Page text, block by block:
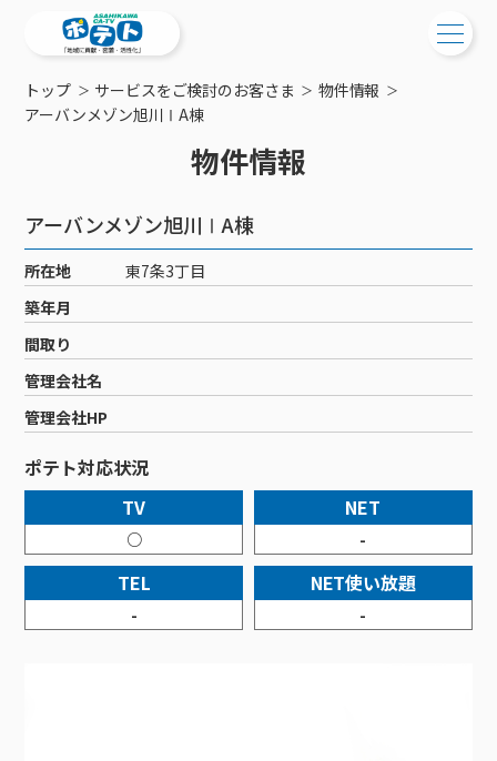
ご検討中の方
工事・配線について
新居をご検討中の方へ
ポテトを導入している集合住宅
物件情報
特典・キャンペーン
おトクな割引サービス
ご加入中の方
ご加入中のサービス確認・変更
WEBメール
サポートサービス
サポートサービストップ
リモートコール
回線速度測定
接続・設定⽅法
訪問サポート＆サポートパックサービス料⾦表
新着情報
メンテナンス・障害情報
ポテトからのプレゼント
イベントカレンダー
講座のご案内
サービス案内
サービス案内
ケーブルテレビ
ケーブルテレビトップ
チャンネル紹介
料⾦プラン
NHK衛星受信料団体⼀括⽀払
機器⼀覧
インターネット
インターネットトップ
料⾦プラン
Wi-Fiサービス
ポテトホーム防犯カメラ
オプションサービス
インターネットギガシェアプラン
固定電話
固定電話トップ
基本料⾦・通話料⾦
オプションサービス
auスマートバリュー
auまとめトーク
ポテトスマートフォントップ
料⾦プラン
機種⼀覧
オプションサービス
でんき
でんきトップ
ポラリンでんき×ポテト
ポテトでんき
暮らしを快適にするサービス
暮らしを快適にするサービストップ
ポテトライフメール
コミチャン
お困りの方はこちら
会社案内
メンテナンス
障害情報
トップ サービスをご検討のお客さま
物件情報
アーバンメゾン旭川ⅠA棟
物件情報
アーバンメゾン旭川ⅠA棟
所在地
東7条3丁目
築年月
間取り
管理会社名
管理会社HP
ポテト対応状況
TV
○
NET
-
TEL
-
NET使い放題
-